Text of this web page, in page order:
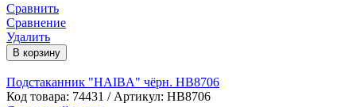
Сравнить
Сравнение
Удалить
В корзину
Подстаканник "HAIBA" чёрн. HB8706
Код товара: 74431 / Артикул: HB8706